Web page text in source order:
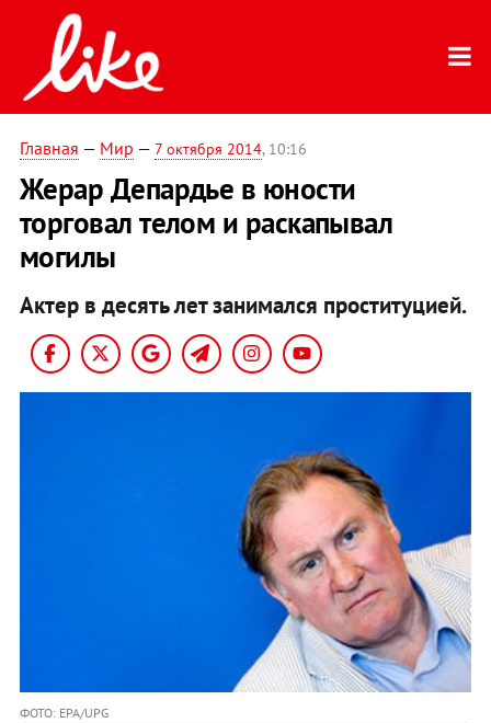
Главная — Мир — 7 октября 2014, 10:16
Жерар Депардье в юности
торговал телом и раскапывал
могилы
Актер в десять лет занимался проституцией.
ФОТО: EPA/UPG